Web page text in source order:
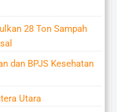
28 Ton Sampah
dan BPJS Kesehatan
Utara